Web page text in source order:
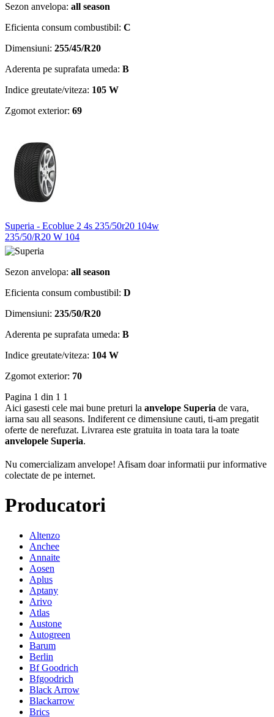
Sezon anvelopa: all season
Eficienta consum combustibil: C
Dimensiuni: 255/45/R20
Aderenta pe suprafata umeda: B
Indice greutate/viteza: 105 W
Zgomot exterior: 69
Superia - Ecoblue 2 4s 235/50r20 104w
235/50/R20 W 104
Sezon anvelopa: all season
Eficienta consum combustibil: D
Dimensiuni: 235/50/R20
Aderenta pe suprafata umeda: B
Indice greutate/viteza: 104 W
Zgomot exterior: 70
Pagina 1 din 1 1
Aici gasesti cele mai bune preturi la anvelope Superia de vara,
iarna sau all seasons. Indiferent ce dimensiune cauti, ti-am pregatit
oferte de nerefuzat. Livrarea este gratuita in toata tara la toate
anvelopele Superia.
Nu comercializam anvelope! Afisam doar informatii pur informative
colectate de pe internet.
Producatori
Altenzo
Anchee
Annaite
Aosen
Aplus
Aptany
Arivo
Atlas
Austone
Autogreen
Barum
Berlin
Bf Goodrich
Bfgoodrich
Black Arrow
Blackarrow
Brics